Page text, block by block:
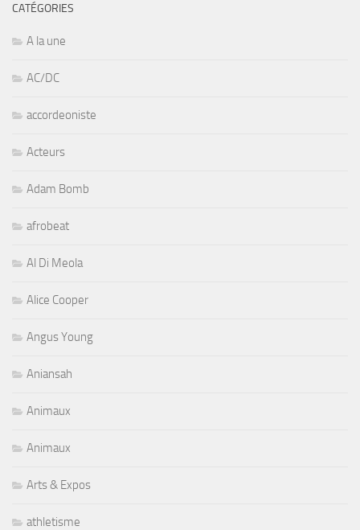
CATÉGORIES
A la une
AC/DC
accordeoniste
Acteurs
Adam Bomb
afrobeat
Al Di Meola
Alice Cooper
Angus Young
Aniansah
Animaux
Animaux
Arts & Expos
athletisme